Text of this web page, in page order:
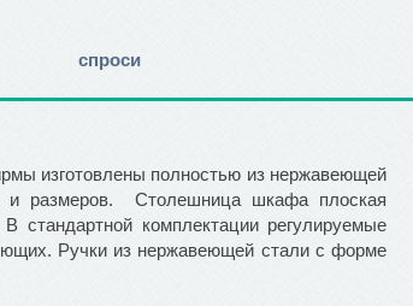
спроси
изготовлены полностью из нержавеющей
и размеров. Столешница шкафа плоская
стандартной комплектации регулируемые
Ручки из нержавеющей стали с форме